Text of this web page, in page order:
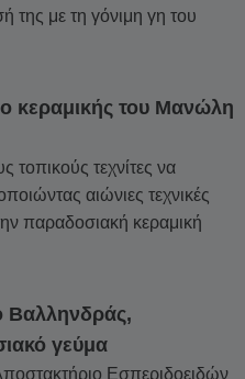
ότι δεν υπάρχει
την επεξεργασία
της με τη γόνιμη γη του
κεραμικής του Μανώλη
τοπικούς τεχνίτες να
αιώνιες τεχνικές
παραδοσιακή κεραμική
Βαλληνδράς,
γεύμα
Εσπεριδοειδών